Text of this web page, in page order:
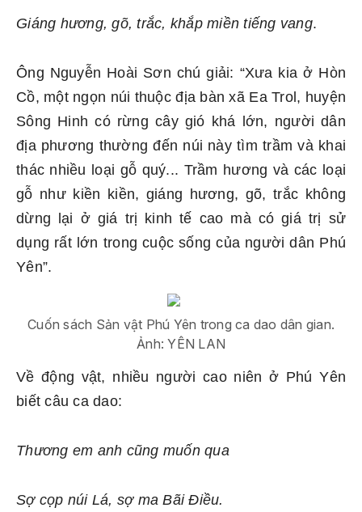
Giáng hương, gõ, trắc, khắp miền tiếng vang.
Ông Nguyễn Hoài Sơn chú giải: “Xưa kia ở Hòn
Cồ, một ngọn núi thuộc địa bàn xã Ea Trol, huyện
Sông Hinh có rừng cây gió khá lớn, người dân
địa phương thường đến núi này tìm trầm và khai
thác nhiều loại gỗ quý... Trầm hương và các loại
gỗ như kiền kiền, giáng hương, gõ, trắc không
dừng lại ở giá trị kinh tế cao mà có giá trị sử
dụng rất lớn trong cuộc sống của người dân Phú
Yên”.
Cuốn sách Sản vật Phú Yên trong ca dao dân gian.
Ảnh: YÊN LAN
Về động vật, nhiều người cao niên ở Phú Yên
biết câu ca dao:
Thương em anh cũng muốn qua
Sợ cọp núi Lá, sợ ma Bãi Điều.